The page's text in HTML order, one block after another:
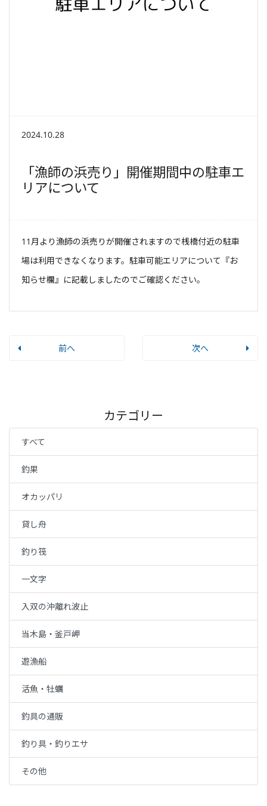
2024.10.28
「漁師の浜売り」開催期間中の駐車エ
リアについて
11月より漁師の浜売りが開催されますので桟橋付近の駐車
場は利用できなくなります。駐車可能エリアについて『お
知らせ欄』に記載しましたのでご確認ください。
前へ 次へ
カテゴリー
すべて
釣果
オカッパリ
貸し舟
釣り筏
一文字
入双の沖離れ波止
当木島・釜戸岬
遊漁船
活魚・牡蠣
釣具の通販
釣り具・釣りエサ
その他